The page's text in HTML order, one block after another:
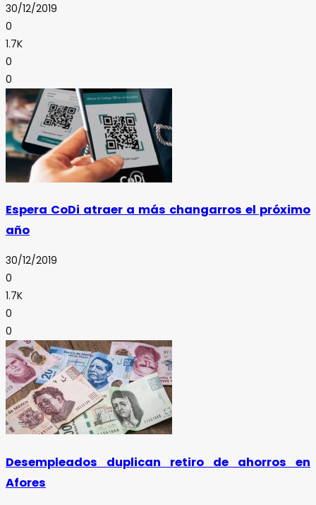
30/12/2019
0
1.7K
0
0
Espera CoDi atraer a más changarros el próximo
año
30/12/2019
0
1.7K
0
0
Desempleados duplican retiro de ahorros en
Afores